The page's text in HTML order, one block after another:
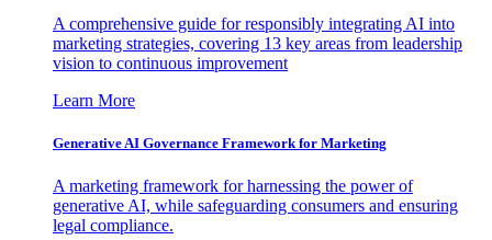
A comprehensive guide for responsibly integrating AI into
marketing strategies, covering 13 key areas from leadership
vision to continuous improvement
Learn More
Generative AI Governance Framework for Marketing
A marketing framework for harnessing the power of
generative AI, while safeguarding consumers and ensuring
legal compliance.